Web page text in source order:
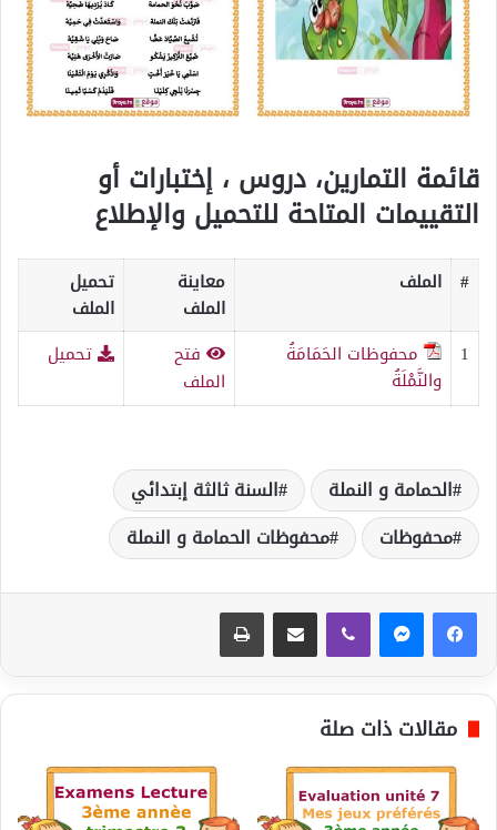
قائمة التمارين، دروس ، إختبارات أو
التقييمات المتاحة للتحميل والإطلاع
# الملف
معاينة
الملف
تحميل
الملف
1
محفوظات الحَمَامَةُ
والنَّمْلَةُ
فتح
الملف
تحميل
الحمامة و النملة
السنة ثالثة إبتدائي
محفوظات
محفوظات الحمامة و النملة
مقالات ذات صلة